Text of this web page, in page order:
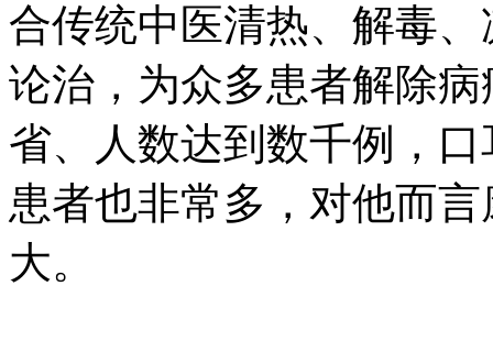
合传统中医清热、解毒
论治，为众多患者解除
省、人数达到数千例，
患者也非常多，对他而
大。